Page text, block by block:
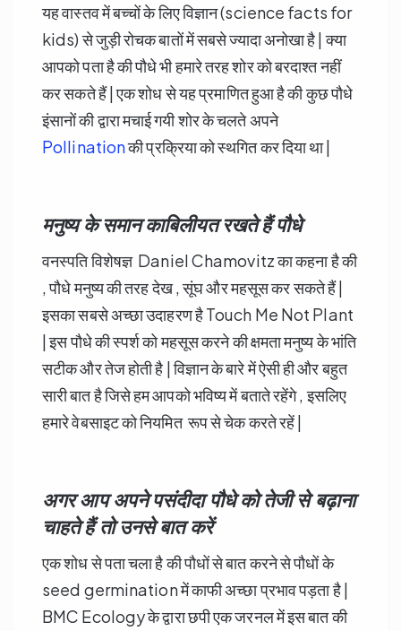
यह वास्तव में बच्चों के लिए विज्ञान (science facts for
kids) से जुड़ी रोचक बातों में सबसे ज्यादा अनोखा है | क्या
आपको पता है की पौधे भी हमारे तरह शोर को बरदाश्त नहीं
कर सकते हैं | एक शोध से यह प्रमाणित हुआ है की कुछ पौधे
इंसानों की द्वारा मचाई गयी शोर के चलते अपने
Pollinationकी प्रक्रिया को स्थगित कर दिया था |
मनुष्य के समान काबिलीयत रखते हैं पौधे
वनस्पति विशेषज्ञ Daniel Chamovitz का कहना है की
, पौधे मनुष्य की तरह देख , सूंघ और महसूस कर सकते हैं |
इसका सबसे अच्छा उदाहरण है Touch Me Not Plant
| इस पौधे की स्पर्श को महसूस करने की क्षमता मनुष्य के भांति
सटीक और तेज होती है | विज्ञान के बारे में ऐसी ही और बहुत
सारी बात है जिसे हम आपको भविष्य में बताते रहेंगे , इसलिए
हमारे वेबसाइट को नियमित रूप से चेक करते रहें |
अगर आप अपने पसंदीदा पौधे को तेजी से बढ़ाना
चाहते हैं तो उनसे बात करें
एक शोध से पता चला है की पौधों से बात करने से पौधों के
seed germination में काफी अच्छा प्रभाव पड़ता है |
BMC Ecology के द्वारा छपी एक जरनल में इस बात की